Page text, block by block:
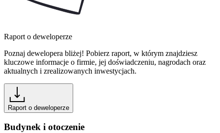
Raport o deweloperze
Poznaj dewelopera bliżej! Pobierz raport, w którym znajdziesz
kluczowe informacje o firmie, jej doświadczeniu, nagrodach oraz
aktualnych i zrealizowanych inwestycjach.
Raport o deweloperze
Budynek i otoczenie